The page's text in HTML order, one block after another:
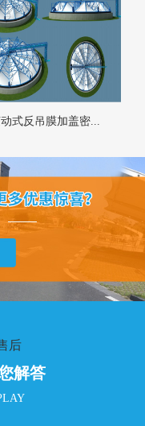
动式反吊膜加盖密...
后
解答